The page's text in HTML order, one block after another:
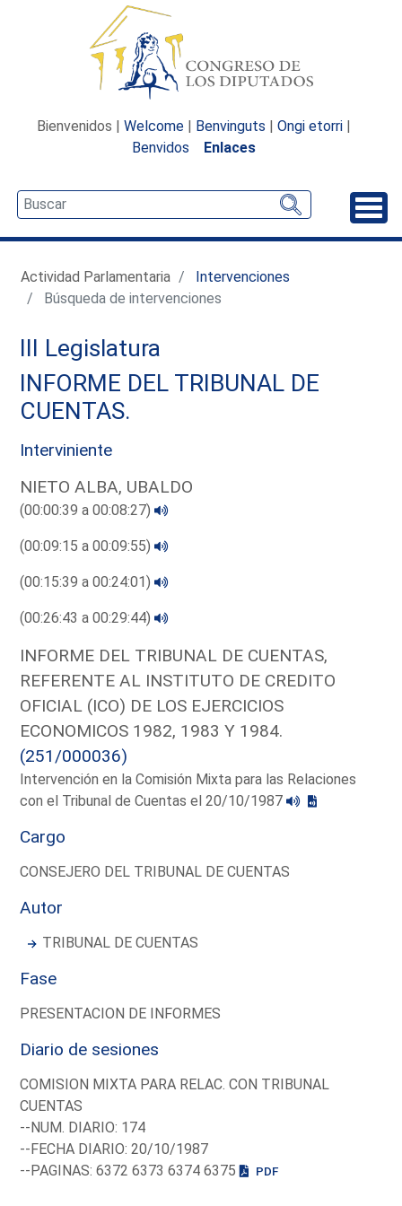
Bienvenidos | Welcome | Benvinguts | Ongi etorri |
Benvidos
Enlaces
Actividad Parlamentaria
Intervenciones
Búsqueda de intervenciones
III Legislatura
INFORME DEL TRIBUNAL DE
CUENTAS.
Interviniente
NIETO ALBA, UBALDO
(00:00:39 a 00:08:27)
(00:09:15 a 00:09:55)
(00:15:39 a 00:24:01)
(00:26:43 a 00:29:44)
INFORME DEL TRIBUNAL DE CUENTAS,
REFERENTE AL INSTITUTO DE CREDITO
OFICIAL (ICO) DE LOS EJERCICIOS
ECONOMICOS 1982, 1983 Y 1984.
(251/000036)
Intervención en la Comisión Mixta para las Relaciones
con el Tribunal de Cuentas el 20/10/1987
Cargo
CONSEJERO DEL TRIBUNAL DE CUENTAS
Autor
TRIBUNAL DE CUENTAS
Fase
PRESENTACION DE INFORMES
Diario de sesiones
COMISION MIXTA PARA RELAC. CON TRIBUNAL
CUENTAS
--NUM. DIARIO: 174
--FECHA DIARIO: 20/10/1987
--PAGINAS: 6372 6373 6374 6375
PDF